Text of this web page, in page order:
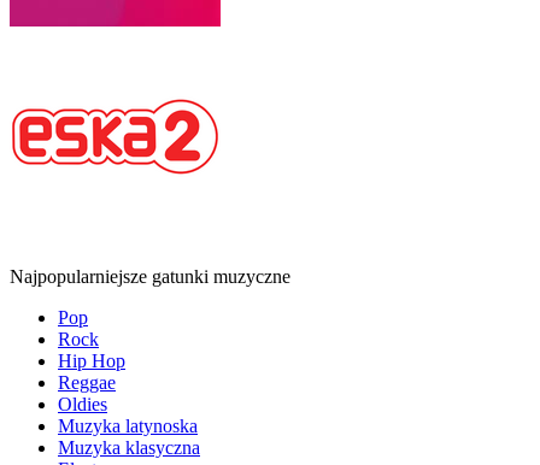
Najpopularniejsze gatunki muzyczne
Pop
Rock
Hip Hop
Reggae
Oldies
Muzyka latynoska
Muzyka klasyczna